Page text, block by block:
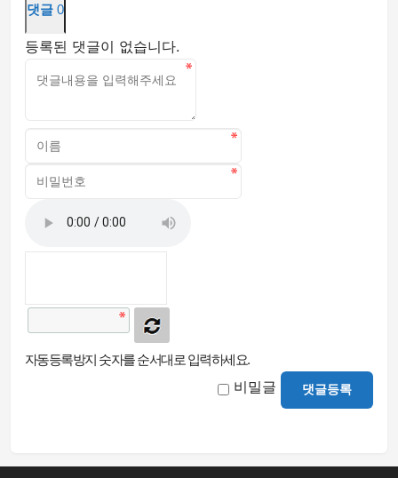
댓글 0
등록된 댓글이 없습니다.
자동등록방지 숫자를 순서대로 입력하세요.
비밀글 댓글등록